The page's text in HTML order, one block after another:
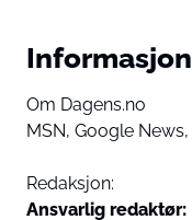
Informasjon
Om Dagens.no
MSN, Google News,
Redaksjon:
Ansvarlig redaktør: